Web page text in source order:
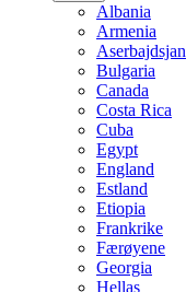
Albania
Armenia
Aserbajdsjan
Bulgaria
Canada
Costa Rica
Cuba
Egypt
England
Estland
Etiopia
Frankrike
Færøyene
Georgia
Hellas